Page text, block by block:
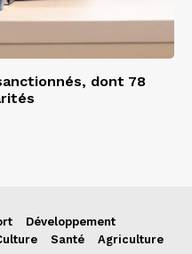
dont 78
Développement
Santé Agriculture